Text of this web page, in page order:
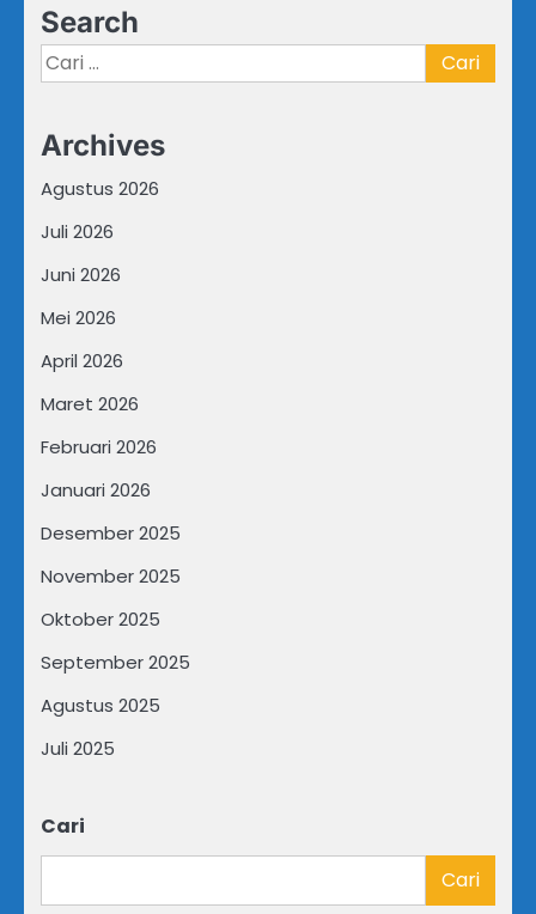
Search
Cari
untuk:
Archives
Agustus 2026
Juli 2026
Juni 2026
Mei 2026
April 2026
Maret 2026
Februari 2026
Januari 2026
Desember 2025
November 2025
Oktober 2025
September 2025
Agustus 2025
Juli 2025
Cari
Cari